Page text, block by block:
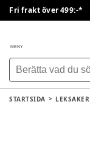
Fri frakt över 499:-*
MENY
STARTSIDA LEKSAKER